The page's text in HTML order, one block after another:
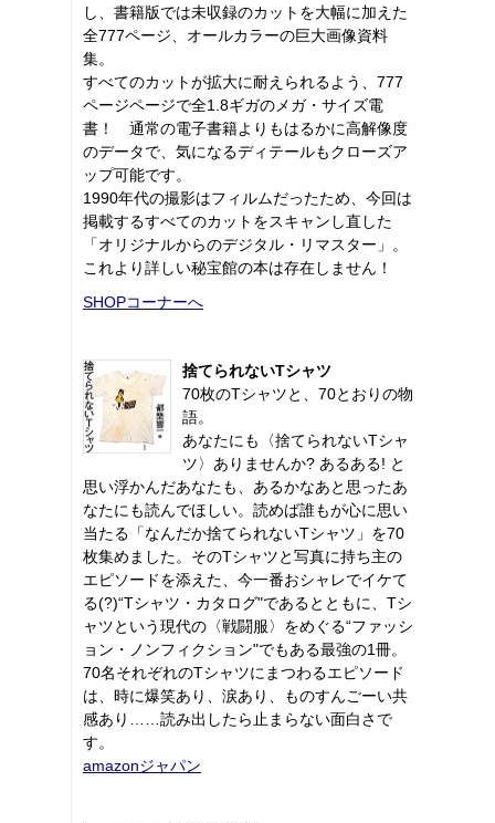
し、書籍版では未収録のカットを大幅に加えた
全777ページ、オールカラーの巨大画像資料
集。
すべてのカットが拡大に耐えられるよう、777
ページページで全1.8ギガのメガ・サイズ電
書！ 通常の電子書籍よりもはるかに高解像度
のデータで、気になるディテールもクローズア
ップ可能です。
1990年代の撮影はフィルムだったため、今回は
掲載するすべてのカットをスキャンし直した
「オリジナルからのデジタル・リマスター」。
これより詳しい秘宝館の本は存在しません！
SHOPコーナーへ
捨てられないTシャツ
70枚のTシャツと、70とおりの物
語。
あなたにも〈捨てられないTシャ
ツ〉ありませんか? あるある! と
思い浮かんだあなたも、あるかなあと思ったあ
なたにも読んでほしい。読めば誰もが心に思い
当たる「なんだか捨てられないTシャツ」を70
枚集めました。そのTシャツと写真に持ち主の
エピソードを添えた、今一番おシャレでイケて
る(?)“Tシャツ・カタログ"であるとともに、Tシ
ャツという現代の〈戦闘服〉をめぐる“ファッシ
ョン・ノンフィクション"でもある最強の1冊。
70名それぞれのTシャツにまつわるエピソード
は、時に爆笑あり、涙あり、ものすんごーい共
感あり……読み出したら止まらない面白さで
す。
amazonジャパン